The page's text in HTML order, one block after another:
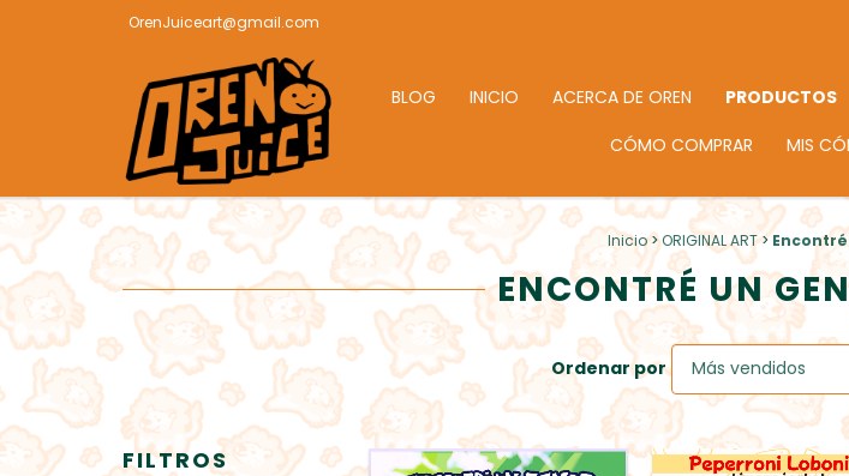
OrenJuiceart@gmail.com
BLOG INICIO ACERCA DE OREN PRODUCTOS
CÓMO COMPRAR
MIS
Inicio >ORIGINAL ART>
ENCONTRÉ UN
Ordenar por
FILTROS